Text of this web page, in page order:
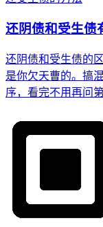
还阴债和受生债
还阴债和受生债的
是你欠天曹的。搞
序，看完不用再问